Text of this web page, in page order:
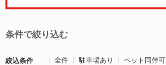
条件で絞り込む
絞込条件 全件 駐車場あり ペット同伴可